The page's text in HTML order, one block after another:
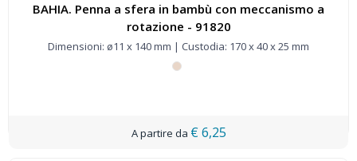
BAHIA. Penna a sfera in bambù con meccanismo a
rotazione - 91820
Dimensioni: ø11 x 140 mm | Custodia: 170 x 40 x 25 mm
€ 6,25